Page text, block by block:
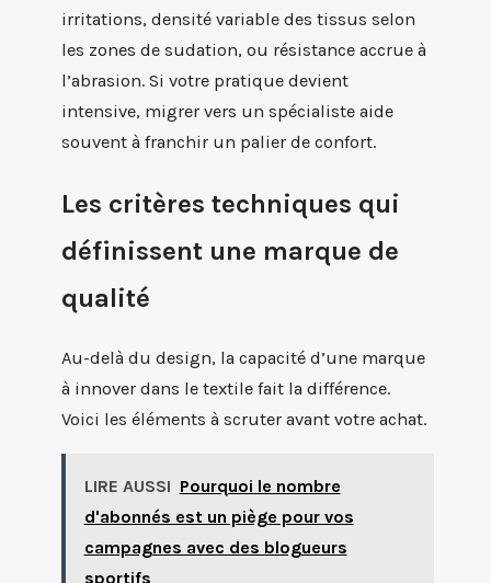
irritations, densité variable des tissus selon
les zones de sudation, ou résistance accrue à
l’abrasion. Si votre pratique devient
intensive, migrer vers un spécialiste aide
souvent à franchir un palier de confort.
Les critères techniques qui
définissent une marque de
qualité
Au-delà du design, la capacité d’une marque
à innover dans le textile fait la différence.
Voici les éléments à scruter avant votre achat.
LIRE AUSSI Pourquoi le nombre
d'abonnés est un piège pour vos
campagnes avec des blogueurs
sportifs